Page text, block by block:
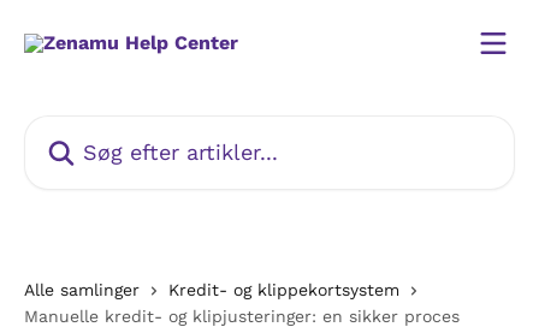
Alle samlinger
Kredit- og klippekortsystem
Manuelle kredit- og klipjusteringer: en sikker proces